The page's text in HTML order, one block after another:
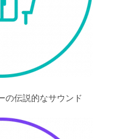
の伝説的なサウンド